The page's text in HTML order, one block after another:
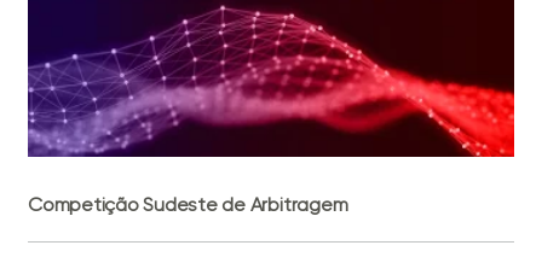
Competição Sudeste de Arbitragem